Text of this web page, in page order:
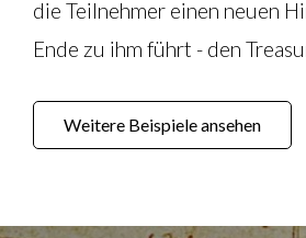
die Teilnehmer einen neuen
Ende zu ihm führt - den
Weitere Beispiele ansehen